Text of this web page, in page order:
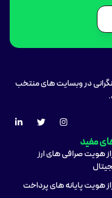
نگرانی در وبسایت های منتخب
مفید
هویت صرافی های ارز
هویت پایانه های پرداخت